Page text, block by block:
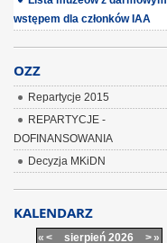
wstępem dla członków IAA
OZZ
Repartycje 2015
REPARTYCJE -
DOFINANSOWANIA
Decyzja MKiDN
KALENDARZ
« < sierpień 2026 >»